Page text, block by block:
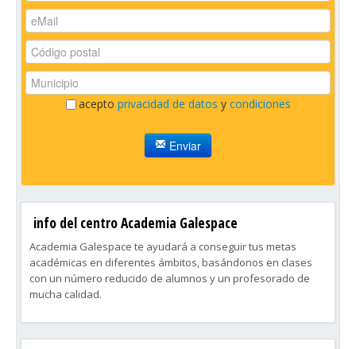
acepto privacidad de datos y condiciones
Enviar
info del centro Academia Galespace
Academia Galespace te ayudará a conseguir tus metas
académicas en diferentes ámbitos, basándonos en clases
con un número reducido de alumnos y un profesorado de
mucha calidad.